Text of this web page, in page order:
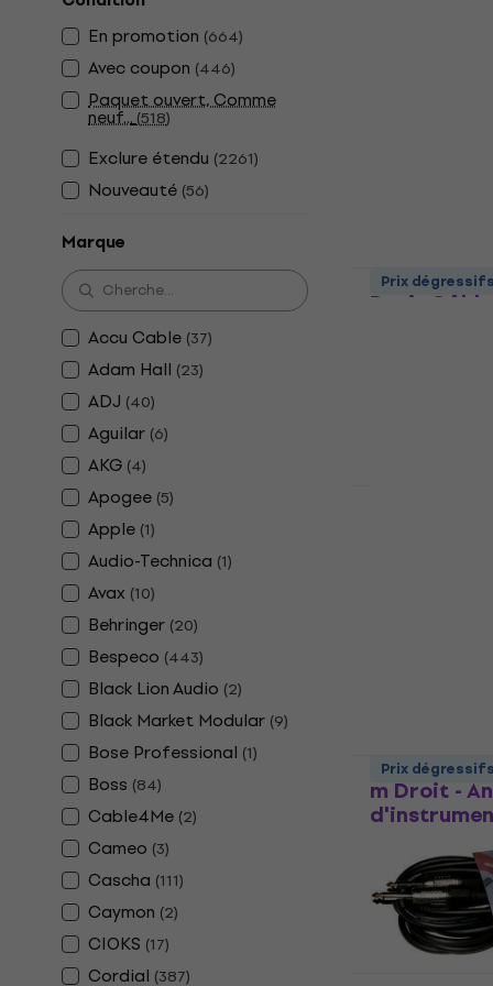
En promotion (664)
Avec coupon (446)
Paquet ouvert, Comme
neuf...(518)
Exclure étendu (2261)
Nouveauté (56)
Marque
Accu Cable (37)
Adam Hall (23)
ADJ (40)
Aguilar (6)
AKG (4)
Apogee (5)
Apple (1)
Audio-Technica (1)
Avax (10)
Behringer (20)
Bespeco (443)
Black Lion Audio (2)
Black Market Modular (9)
Bose Professional (1)
Boss (84)
Cable4Me (2)
Cameo (3)
Cascha (111)
Caymon (2)
CIOKS (17)
Cordial (387)
Roland
Revoltage
Droit
Prix dégressifs
Fender
m Droit -
Câble
4,9/5
14,40 €
En stock
Prix dégressifs